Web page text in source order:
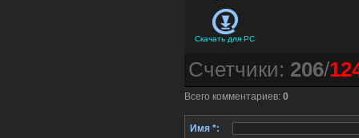
Скачать для PC
Счетчики: 206/
Всего комментариев: 0
Имя *: